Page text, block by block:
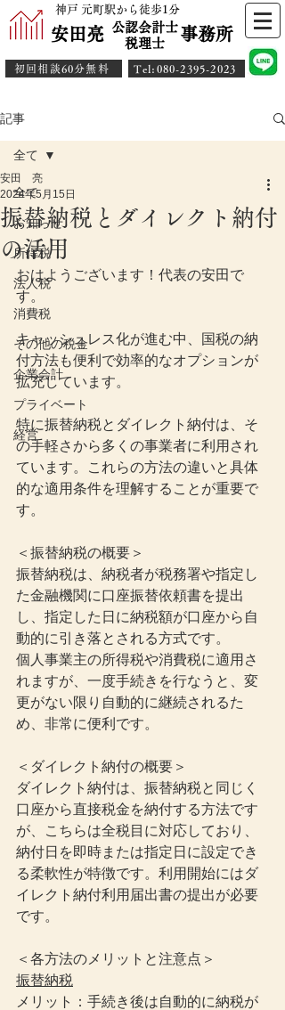
神戸 元町駅から徒歩1分
安田亮 事務所
公認会計士
​税理士
初回相談60分無料 ​Tel:080-2395-2023
記事
全て
お知らせ
所得税
法人税
消費税
その他の税金
企業会計
プライベート
経営
全て
振替納税とダイレクト納付
の活用
安田 亮
2024年5月15日
おはようございます！代表の安田で
す。
キャッシュレス化が進む中、国税の納
付方法も便利で効率的なオプションが
拡充しています。
特に振替納税とダイレクト納付は、そ
の手軽さから多くの事業者に利用され
ています。これらの方法の違いと具体
的な適用条件を理解することが重要で
す。
＜振替納税の概要＞
振替納税は、納税者が税務署や指定し
た金融機関に口座振替依頼書を提出
し、指定した日に納税額が口座から自
動的に引き落とされる方式です。
個人事業主の所得税や消費税に適用さ
れますが、一度手続きを行なうと、変
更がない限り自動的に継続されるた
め、非常に便利です。
＜ダイレクト納付の概要＞
ダイレクト納付は、振替納税と同じく
口座から直接税金を納付する方法です
が、こちらは全税目に対応しており、
納付日を即時または指定日に設定でき
る柔軟性が特徴です。利用開始にはダ
イレクト納付利用届出書の提出が必要
です。
＜各方法のメリットと注意点＞
振替納税
メリット：手続き後は自動的に納税が